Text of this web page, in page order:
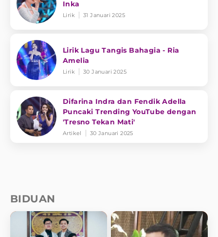
Inka
Lirik 31 Januari 2025
Lirik Lagu Tangis Bahagia - Ria
Amelia
Lirik 30 Januari 2025
Difarina Indra dan Fendik Adella
Puncaki Trending YouTube dengan
'Tresno Tekan Mati'
Artikel 30 Januari 2025
BIDUAN